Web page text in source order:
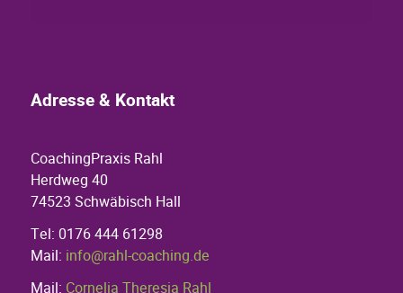
Adresse & Kontakt
CoachingPraxis Rahl
Herdweg 40
74523 Schwäbisch Hall
Tel: 0176 444 61298
Mail: info@rahl-coaching.de
Mail: Cornelia Theresia Rahl